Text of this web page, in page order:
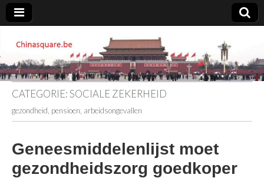
Chinasquare.be
CATEGORIE:SOCIALE ZEKERHEID
gezondheid, pensioen, arbeidsongevallen
Geneesmiddelenlijst moet
gezondheidszorg goedkoper